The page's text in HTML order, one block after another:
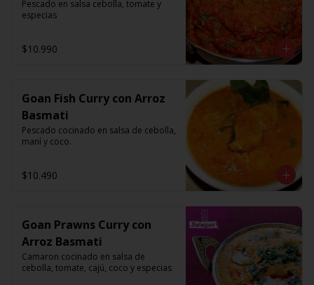
Pescado en salsa cebolla, tomate y
especias
$10.990
Goan Fish Curry con Arroz
Basmati
Pescado cocinado en salsa de cebolla,
maní y coco.
$10.490
Goan Prawns Curry con
Arroz Basmati
Camaron cocinado en salsa de
cebolla, tomate, cajú, coco y especias